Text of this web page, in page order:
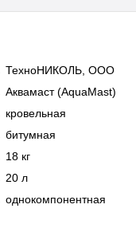
ТехноНИКОЛЬ, ООО
Аквамаст (AquaMast)
кровельная
битумная
18 кг
20 л
однокомпонентная